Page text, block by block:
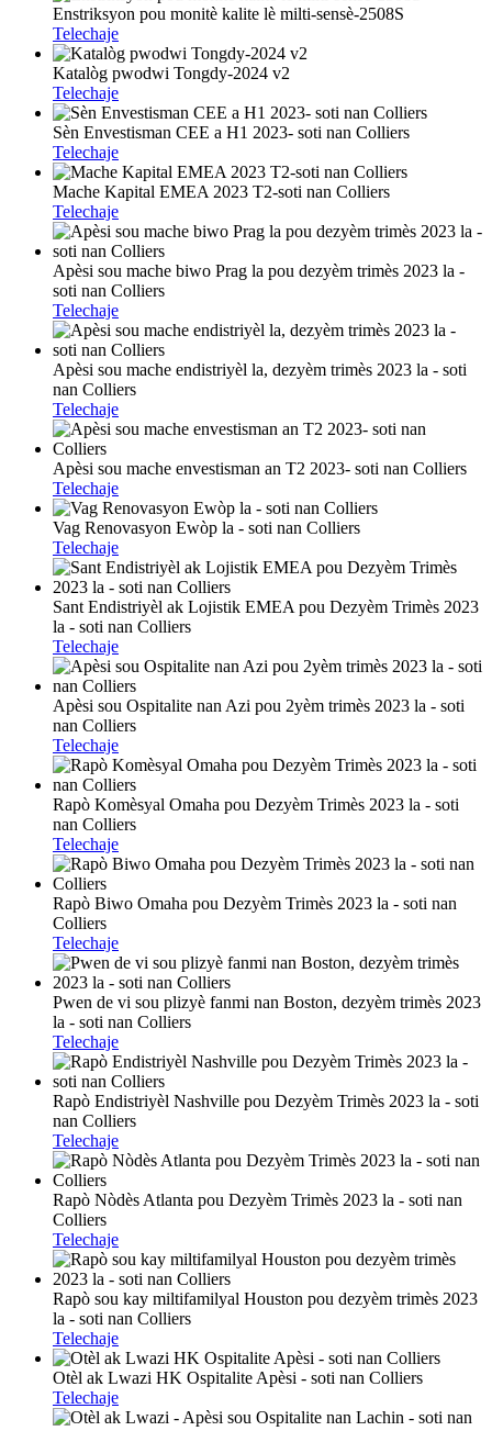
Enstriksyon pou monitè kalite lè milti-sensè-2508S
Telechaje
Katalòg pwodwi Tongdy-2024 v2
Telechaje
Sèn Envestisman CEE a H1 2023- soti nan Colliers
Telechaje
Mache Kapital EMEA 2023 T2-soti nan Colliers
Telechaje
Apèsi sou mache biwo Prag la pou dezyèm trimès 2023 la -
soti nan Colliers
Telechaje
Apèsi sou mache endistriyèl la, dezyèm trimès 2023 la - soti
nan Colliers
Telechaje
Apèsi sou mache envestisman an T2 2023- soti nan Colliers
Telechaje
Vag Renovasyon Ewòp la - soti nan Colliers
Telechaje
Sant Endistriyèl ak Lojistik EMEA pou Dezyèm Trimès 2023
la - soti nan Colliers
Telechaje
Apèsi sou Ospitalite nan Azi pou 2yèm trimès 2023 la - soti
nan Colliers
Telechaje
Rapò Komèsyal Omaha pou Dezyèm Trimès 2023 la - soti
nan Colliers
Telechaje
Rapò Biwo Omaha pou Dezyèm Trimès 2023 la - soti nan
Colliers
Telechaje
Pwen de vi sou plizyè fanmi nan Boston, dezyèm trimès 2023
la - soti nan Colliers
Telechaje
Rapò Endistriyèl Nashville pou Dezyèm Trimès 2023 la - soti
nan Colliers
Telechaje
Rapò Nòdès Atlanta pou Dezyèm Trimès 2023 la - soti nan
Colliers
Telechaje
Rapò sou kay miltifamilyal Houston pou dezyèm trimès 2023
la - soti nan Colliers
Telechaje
Otèl ak Lwazi HK Ospitalite Apèsi - soti nan Colliers
Telechaje